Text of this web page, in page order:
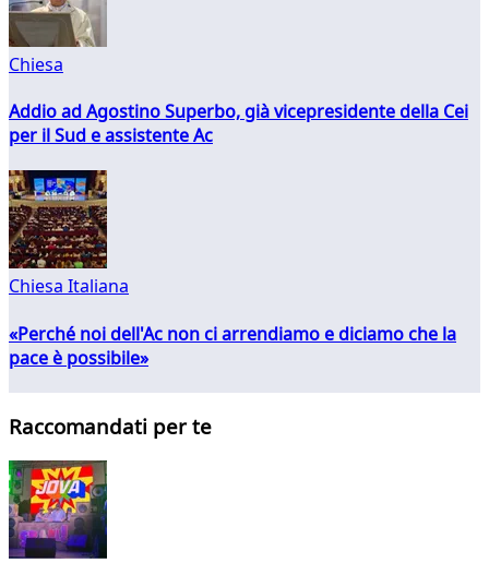
Chiesa
Addio ad Agostino Superbo, già vicepresidente della Cei
per il Sud e assistente Ac
Chiesa Italiana
«Perché noi dell'Ac non ci arrendiamo e diciamo che la
pace è possibile»
Raccomandati per te